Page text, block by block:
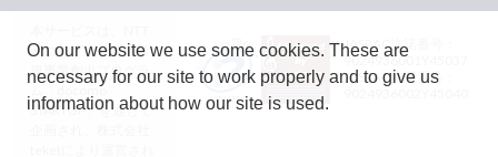
ドコモグループの新
規事業創出プログラ
ム「docomo
STARTUP」を通じて
JASRAC許諾番号：
9024936001Y45037
JASRAC許諾番号：
On our website we use some cookies. These are
necessary for our site to work properly and to give us
information about how our site is used.